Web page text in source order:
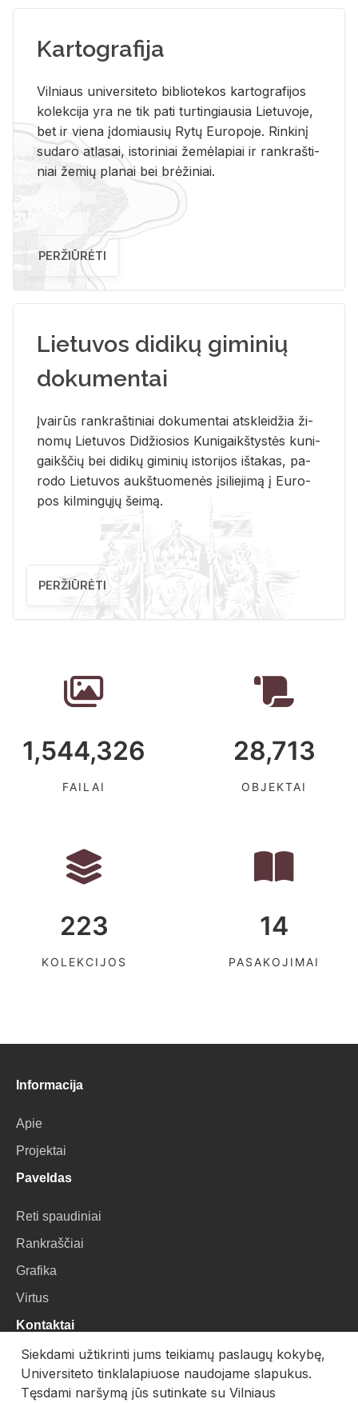
Kartografija
Vil­niaus uni­ver­si­te­to bi­b­lio­te­kos kar­to­gra­fi­jos
ko­lek­ci­ja yra ne tik pati tur­tin­giau­sia Lie­tu­vo­je,
bet ir vie­na įdo­miau­sių Rytų Eu­ro­po­je. Rin­ki­nį
su­da­ro at­la­sai, is­to­ri­niai že­mė­la­piai ir rank­raš­ti­
niai že­mių pla­nai bei brė­ži­niai.
PERŽIŪRĖTI
Lietuvos didikų giminių
dokumentai
Įvai­rūs rank­raš­ti­niai do­ku­men­tai at­sklei­džia ži­
no­mų Lie­tu­vos Di­džio­sios Ku­ni­gaikš­tys­tės ku­ni­
gaikš­čių bei di­di­kų gi­mi­nių is­to­ri­jos iš­ta­kas, pa­
ro­do Lie­tu­vos aukš­tuo­me­nės įsi­lie­ji­mą į Eu­ro­
pos kil­min­gų­jų šei­mą.
PERŽIŪRĖTI
1,544,326
FAILAI
28,713
OBJEKTAI
223
KOLEKCIJOS
14
PASAKOJIMAI
Informacija
Apie
Projektai
Paveldas
Reti spaudiniai
Rankraščiai
Grafika
Virtus
Kontaktai
VU Biblioteka
Universiteto g. 3, LT-01122, Vilnius
Siekdami užtikrinti jums teikiamų paslaugų kokybę,
Universiteto tinklalapiuose naudojame slapukus.
Tęsdami naršymą jūs sutinkate su Vilniaus